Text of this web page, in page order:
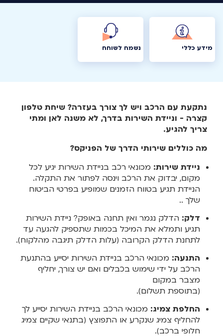
מידע כללי נשמח לשוחח
נתקעת עם הרכב ויש לך צורך בעזרה? שיחת טלפון
קצרה - וניידת השירות בדרך, לא משנה לאן ומתי
צריך להגיע.
מה כוללים שירותי הדרך של הפניקס?
ניידת שירות: מכונאי רכב בניידת השירות יגיע לכל
מקום, יבדוק את הרכב וינסה לפתור את התקלה.
הניידת תגיע בטווח הזמנים שמופיע בפרטי הביטוח
שלך ..
דלק: הדלק נגמר ואין תחנה באופק? ניידת השירות
תגיע ותמלא את המיכל בכמות שתספיק להגעה עד
לתחנת הדלק הקרובה (עלות הדלק תיגבה מהלקוח).
התנעה: מכונאי הרכב בניידת השירות יסייע בהתנעת
הרכב על ידי שימוש בכבלים ואם יש צורך, יחליף
מצבר במקום
(בתוספת תשלום).
החלפת צמיג: מכונאי הרכב בניידת השירות יסייע לך
להחליף צמיג שנקרע או התפוצץ (בתנאי שקיים צמיג
חלופי ברכב).